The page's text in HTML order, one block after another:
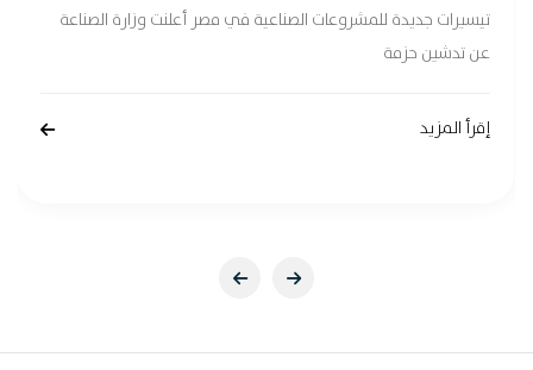
تيسيرات جديدة للمشروعات الصناعية في مصر أعلنت وزارة الصناعة
عن تدشين حزمة
إقرأ المزيد